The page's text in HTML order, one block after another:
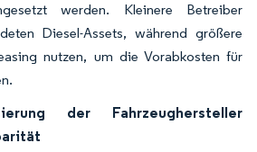
werden. Kleinere Betreiber
Diesel-Assets, während größere
nutzen, um die Vorabkosten für
der Fahrzeughersteller